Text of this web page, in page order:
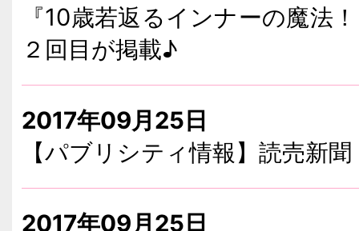
『10歳若返るインナーの魔法
２回目が掲載♪
2017年09月25日
【パブリシティ情報】読売新聞
2017年09月25日